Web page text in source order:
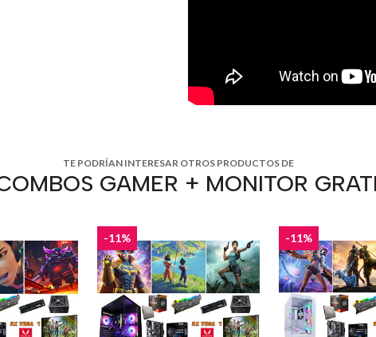
TE PODRÍAN INTERESAR OTROS PRODUCTOS DE
GAMER + MONITOR
-11% -11%